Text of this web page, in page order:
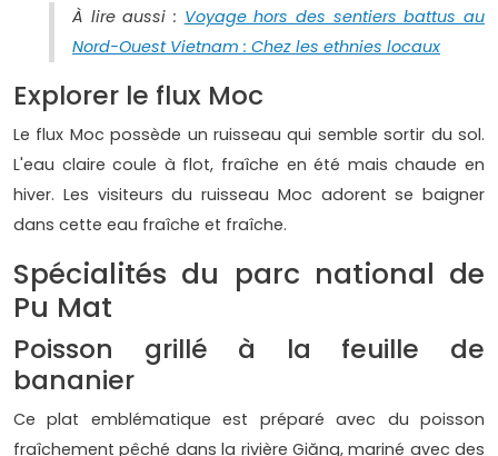
À lire aussi : Voyage hors des sentiers battus au
Nord-Ouest Vietnam : Chez les ethnies locaux
Explorer le flux Moc
Le flux Moc possède un ruisseau qui semble sortir du sol.
L'eau claire coule à flot, fraîche en été mais chaude en
hiver. Les visiteurs du ruisseau Moc adorent se baigner
dans cette eau fraîche et fraîche.
Spécialités du parc national de
Pu Mat
Poisson grillé à la feuille de
bananier
Ce plat emblématique est préparé avec du poisson
fraîchement pêché dans la rivière Giăng, mariné avec des